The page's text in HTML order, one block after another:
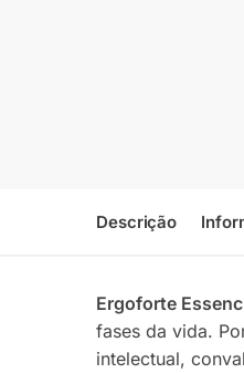
Descrição
Ergoforte
fases da vida.
intelectual,